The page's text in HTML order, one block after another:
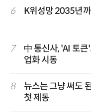
6 K위성망 2035년
7
中 통신사, 'AI 토
업화 시동
8
뉴스는 그냥 써도
첫 제동